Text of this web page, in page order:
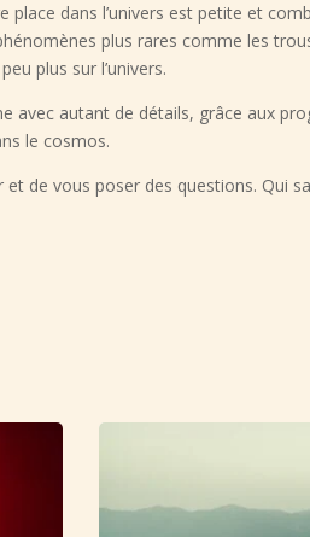
dans l’univers est petite et
plus rares comme les
plus sur l’univers.
avec autant de détails, grâce aux
le cosmos.
de vous poser des questions. Qui